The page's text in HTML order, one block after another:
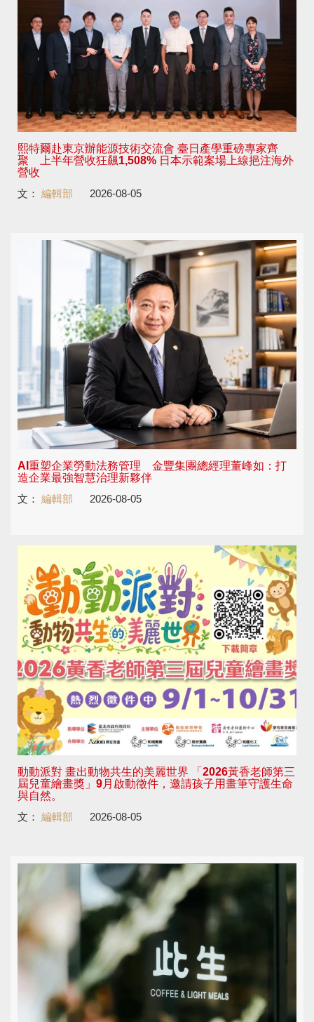
熙特爾赴東京辦能源技術交流會 臺日產學重磅專家齊
聚 上半年營收狂飆1,508% 日本示範案場上線挹注海外
營收
文： 編輯部 2026-08-05
AI重塑企業勞動法務管理 金豐集團總經理董峰如：打
造企業最強智慧治理新夥伴
文： 編輯部 2026-08-05
動動派對 畫出動物共生的美麗世界 「2026黃香老師第三
屆兒童繪畫獎」9月啟動徵件，邀請孩子用畫筆守護生命
與自然。
文： 編輯部 2026-08-05